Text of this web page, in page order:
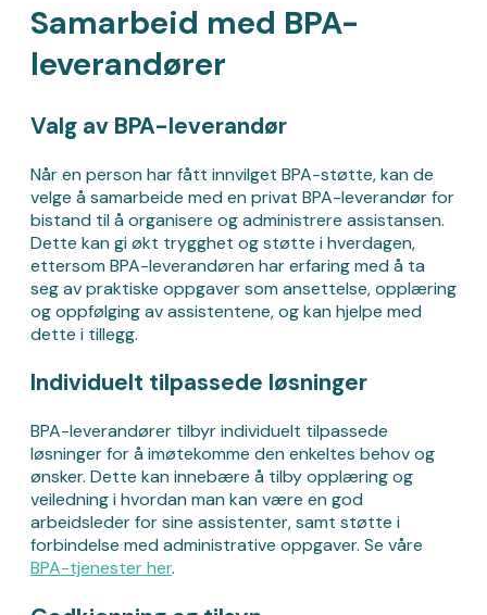
Samarbeid med BPA-
leverandører
Valg av BPA-leverandør
Når en person har fått innvilget BPA-støtte, kan de
velge å samarbeide med en privat BPA-leverandør for
bistand til å organisere og administrere assistansen.
Dette kan gi økt trygghet og støtte i hverdagen,
ettersom BPA-leverandøren har erfaring med å ta
seg av praktiske oppgaver som ansettelse, opplæring
og oppfølging av assistentene, og kan hjelpe med
dette i tillegg.
Individuelt tilpassede løsninger
BPA-leverandører tilbyr individuelt tilpassede
løsninger for å imøtekomme den enkeltes behov og
ønsker. Dette kan innebære å tilby opplæring og
veiledning i hvordan man kan være en god
arbeidsleder for sine assistenter, samt støtte i
forbindelse med administrative oppgaver. Se våre
BPA-tjenester her.